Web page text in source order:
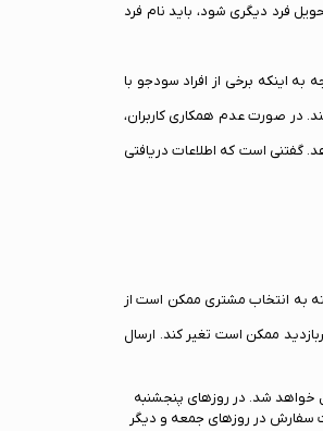
فرد دیگری شود، باید نام فرد
اینکه برخی از افراد سودجو با
در صورت عدم همکاری کاربران،
گفتنی است که اطلاعات دریافتی
به انتخاب مشتری ممکن است از
ممکن است تغیر کند. ارسال
روز کاری تحویل خواهد شد. در روزهای پنجشنبه
صورت ثبت سفارش در روزهای جمعه و دیگر